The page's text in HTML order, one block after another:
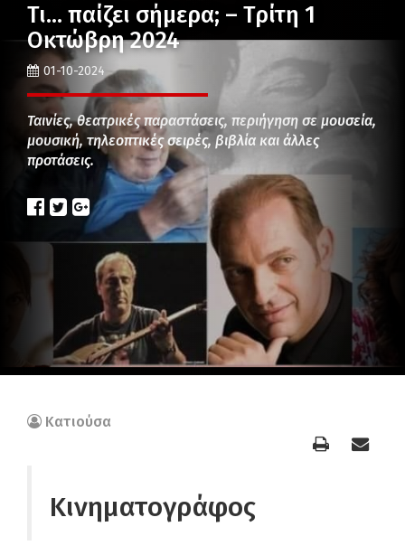
Τι… παίζει σήμερα; – Τρίτη 1
Οκτώβρη 2024
01-10-2024
Ταινίες, θεατρικές παραστάσεις, περιήγηση σε μουσεία,
μουσική, τηλεοπτικές σειρές, βιβλία και άλλες
προτάσεις.
Κατιούσα
Κινηματογράφος